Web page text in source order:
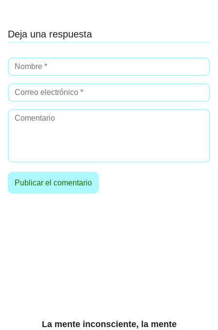
Deja una respuesta
La mente inconsciente, la mente